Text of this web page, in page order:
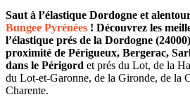
Saut à l’élastique Dordogne et
Bungee Pyrénées ! Découvrez les
l’élastique prés de la Dordogne
proximité de Périgueux, Bergerac,
dans le Périgord et prés du Lot, de la
du Lot-et-Garonne, de la Gironde, de la
Charente.